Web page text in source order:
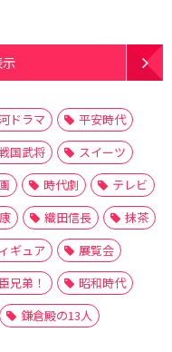
ドラマ
平安時代
国武将
スイーツ
時代劇
テレビ
織田信長
抹茶
ギュア
展覧会
兄弟！
昭和時代
鎌倉殿の13人